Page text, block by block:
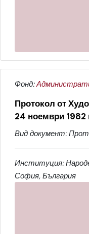
Фонд:
Протокол от
24 ноември 1982
Вид документ:
Институция:
София, България